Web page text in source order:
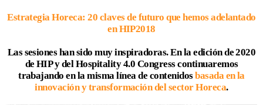
Estrategia Horeca: 20 claves de futuro que hemos adelantado
en HIP2018
Las sesiones han sido muy inspiradoras. En la edición de 2020
de HIP y del Hospitality 4.0 Congress continuaremos
trabajando en la misma línea de contenidosbasada en la
innovación y transformación del sector Horeca.